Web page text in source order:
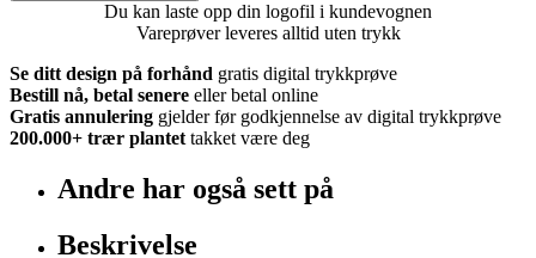
Du kan laste opp din logofil i kundevognen
Vareprøver leveres alltid uten trykk
Se ditt design på forhånd gratis digital trykkprøve
Bestill nå, betal senere eller betal online
Gratis annulering gjelder før godkjennelse av digital trykkprøve
200.000+ trær plantet takket være deg
Andre har også sett på
Beskrivelse